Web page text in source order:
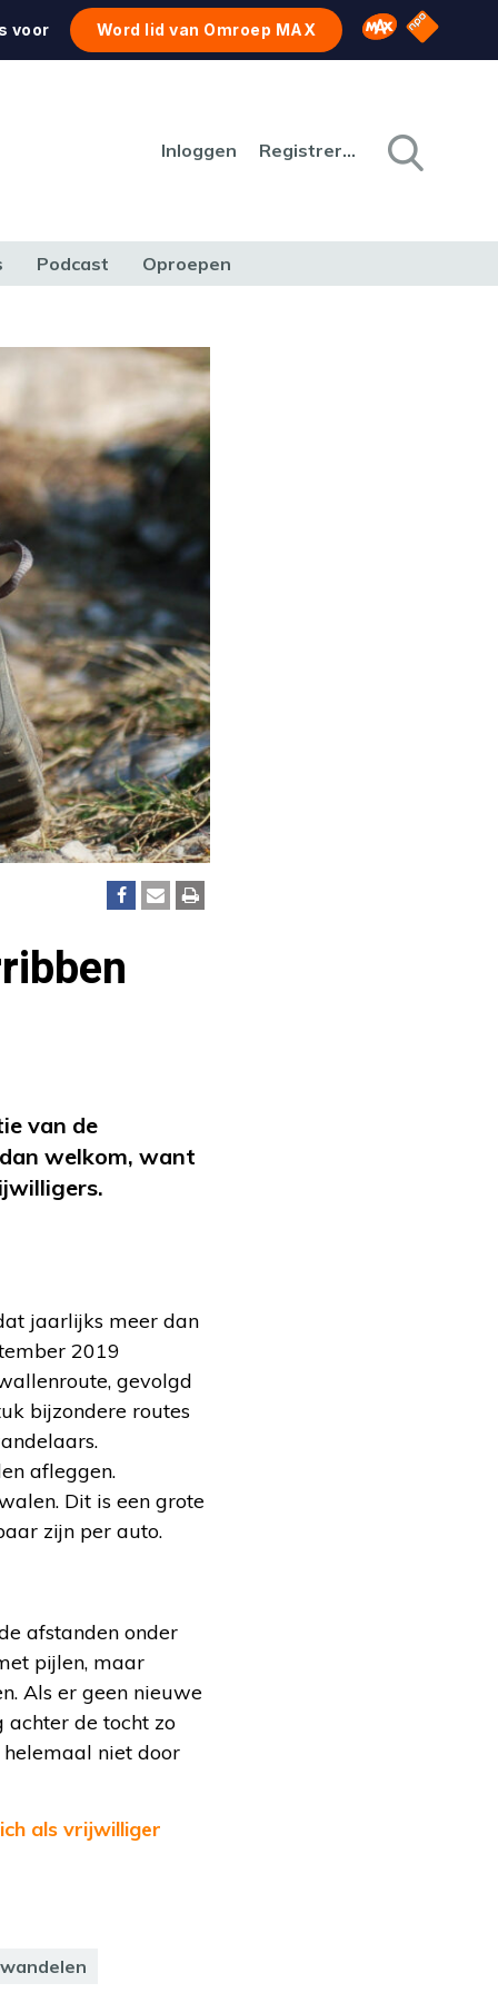
voor Word lid van Omroep MAX Omroep MAX
NPO
Inloggen Registreren
Podcast Oproepen
van de
welkom, want
jaarlijks meer dan
2019
gevolgd
bijzondere routes
afleggen.
Dit is een grote
zijn per auto.
afstanden onder
pijlen, maar
Als er geen nieuwe
de tocht zo
niet door
als vrijwilliger
wandelen